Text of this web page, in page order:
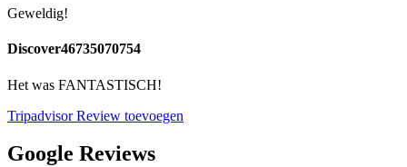
Geweldig!
Discover46735070754
Het was FANTASTISCH!
Tripadvisor Review toevoegen
Google Reviews